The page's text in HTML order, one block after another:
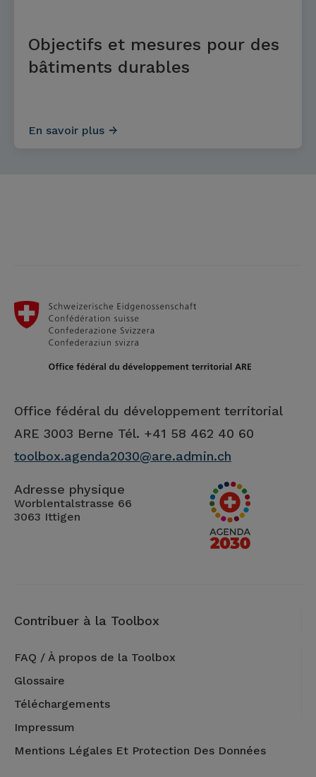
Objectifs et mesures pour des
bâtiments durables
En savoir plus
Office fédéral du développement territorial
ARE 3003 Berne Tél. +41 58 462 40 60
toolbox.agenda2030@are.admin.ch
Adresse physique
Worblentalstrasse 66
3063 Ittigen
Contribuer à la Toolbox
FAQ / À propos de la Toolbox
Glossaire
Téléchargements
Impressum
Mentions Légales Et Protection Des Données